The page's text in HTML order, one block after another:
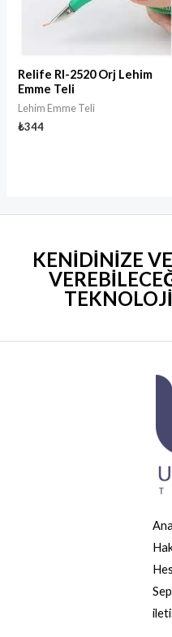
Relife Rl-2520 Orj Lehim
Emme Teli
Lehim Emme Teli
₺344
KENİDİNİZE